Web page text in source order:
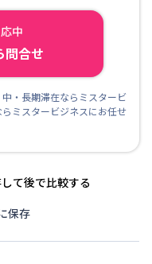
中
問合せ
・長期滞在ならミスタービ
ミスタービジネスにお任せ
て後で比較する
保存